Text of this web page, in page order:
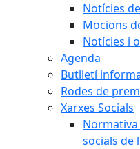
Notícies
Mocions
Notícies i
Agenda
Butlletí
Rodes de
Xarxes Socials
socials de